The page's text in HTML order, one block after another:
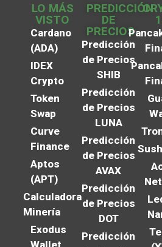
LO MÁS
VISTO
Cardano
(ADA)
IDEX
Crypto
Token
Swap
Curve
Finance
Aptos
(APT)
Calculadora
Minería
Exodus
Wallet
PREDICCIÓN
DE
PRECIOS
Predicción
de Precios
SHIB
Predicción
de Precios
LUNA
Predicción
de Precios
AVAX
Predicción
de Precios
DOT
Predicción